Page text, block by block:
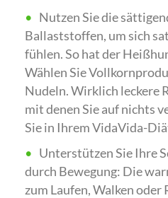
Nutzen Sie die
Ballaststoffen, um sich
fühlen. So hat der
Wählen Sie
Nudeln. Wirklich leckere
mit denen Sie auf nichts
Sie in Ihrem VidaVida-
Unterstützen Sie Ihre
durch Bewegung: Die
zum Laufen, Walken oder